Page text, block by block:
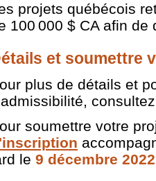
projets québécois
100 000 $ CA afin
et soumettre
plus de détails et
soumettre votre
le 9 décembre 2022